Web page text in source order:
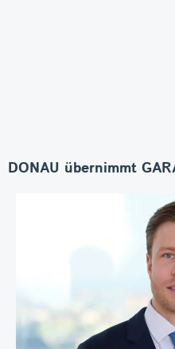
DONAU übernimmt